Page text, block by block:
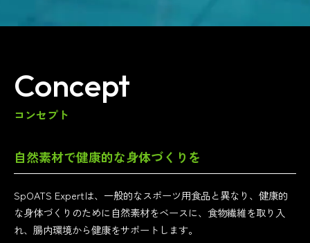
Concept
コンセプト
自然素材で健康的な身体づくりを
SpOATS Expertは、一般的なスポーツ用食品と異なり、健康的
な身体づくりのために自然素材をベースに、食物繊維を取り入
れ、腸内環境から健康をサポートします。